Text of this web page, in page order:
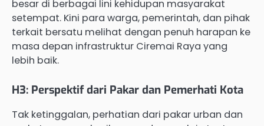
besar di berbagai lini kehidupan masyarakat
setempat. Kini para warga, pemerintah, dan pihak
terkait bersatu melihat dengan penuh harapan ke
masa depan infrastruktur Ciremai Raya yang
lebih baik.
H3: Perspektif dari Pakar dan Pemerhati Kota
Tak ketinggalan, perhatian dari pakar urban dan